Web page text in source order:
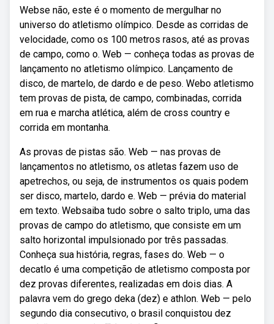
Webse não, este é o momento de mergulhar no
universo do atletismo olímpico. Desde as corridas de
velocidade, como os 100 metros rasos, até as provas
de campo, como o. Web — conheça todas as provas de
lançamento no atletismo olímpico. Lançamento de
disco, de martelo, de dardo e de peso. Webo atletismo
tem provas de pista, de campo, combinadas, corrida
em rua e marcha atlética, além de cross country e
corrida em montanha.
As provas de pistas são. Web — nas provas de
lançamentos no atletismo, os atletas fazem uso de
apetrechos, ou seja, de instrumentos os quais podem
ser disco, martelo, dardo e. Web — prévia do material
em texto. Websaiba tudo sobre o salto triplo, uma das
provas de campo do atletismo, que consiste em um
salto horizontal impulsionado por três passadas.
Conheça sua história, regras, fases do. Web — o
decatlo é uma competição de atletismo composta por
dez provas diferentes, realizadas em dois dias. A
palavra vem do grego deka (dez) e athlon. Web — pelo
segundo dia consecutivo, o brasil conquistou dez